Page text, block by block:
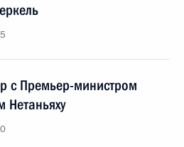
с Премьер-министром